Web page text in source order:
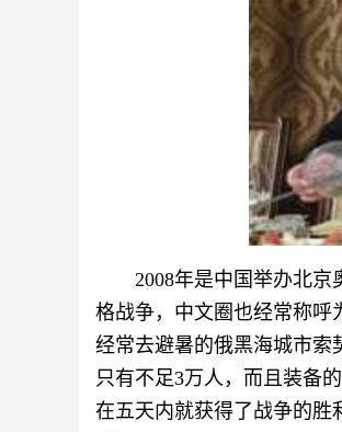
2008年是中国举办北
格战争，中文圈也经常称呼
经常去避暑的俄黑海城市索
只有不足3万人，而且装备
在五天内就获得了战争的胜